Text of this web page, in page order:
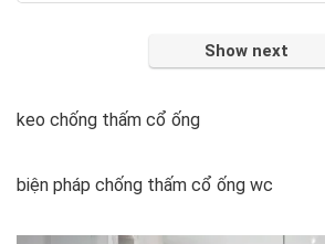
Show next
keo chống thấm cổ ống
biện pháp chống thấm cổ ống wc